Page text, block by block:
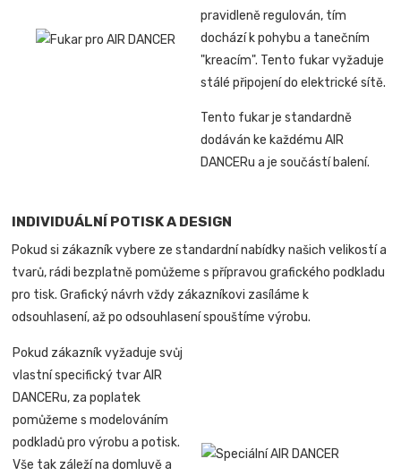
pravidleně regulován, tím
dochází k pohybu a tanečním
"kreacím". Tento fukar vyžaduje
stálé připojení do elektrické sítě.
Tento fukar je standardně
dodáván ke každému AIR
DANCERu a je součástí balení.
INDIVIDUÁLNÍ POTISK A DESIGN
Pokud si zákazník vybere ze standardní nabídky našich velikostí a
tvarů, rádi bezplatně pomůžeme s přípravou grafického podkladu
pro tisk. Grafický návrh vždy zákazníkovi zasíláme k
odsouhlasení, až po odsouhlasení spouštíme výrobu.
Pokud zákazník vyžaduje svůj
vlastní specifický tvar AIR
DANCERu, za poplatek
pomůžeme s modelováním
podkladů pro výrobu a potisk.
Vše tak záleží na domluvě a